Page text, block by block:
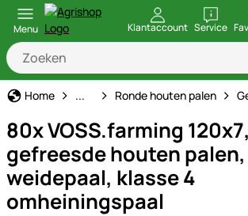
Menu Klantaccount Service
Home Permanente afrasteringspalen
... Ronde houten palen
80x VOSS.farming
gefreesde houten palen,
weidepaal, klasse 4
omheiningspaal